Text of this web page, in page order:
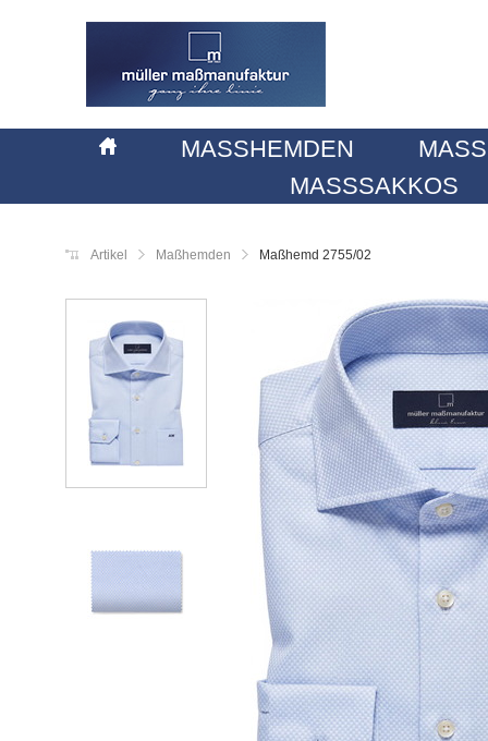
MASSHEMDEN
MASSSAKKOS
Artikel Maßhemden Maßhemd 2755/02